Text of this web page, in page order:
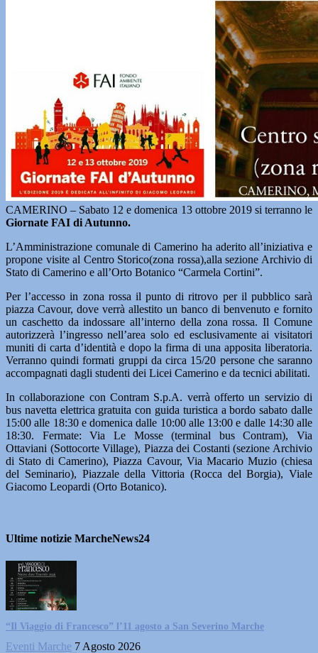
CAMERINO – Sabato 12 e domenica 13 ottobre 2019 si terranno le
Giornate FAI di Autunno.
L’Amministrazione comunale di Camerino ha aderito all’iniziativa e
propone visite al Centro Storico(zona rossa),alla sezione Archivio di
Stato di Camerino e all’Orto Botanico “Carmela Cortini”.
Per l’accesso in zona rossa il punto di ritrovo per il pubblico sarà
piazza Cavour, dove verrà allestito un banco di benvenuto e fornito
un caschetto da indossare all’interno della zona rossa. Il Comune
autorizzerà l’ingresso nell’area solo ed esclusivamente ai visitatori
muniti di carta d’identità e dopo la firma di una apposita liberatoria.
Verranno quindi formati gruppi da circa 15/20 persone che saranno
accompagnati dagli studenti dei Licei Camerino e da tecnici abilitati.
In collaborazione con Contram S.p.A. verrà offerto un servizio di
bus navetta elettrica gratuita con guida turistica a bordo sabato dalle
15:00 alle 18:30 e domenica dalle 10:00 alle 13:00 e dalle 14:30 alle
18:30. Fermate: Via Le Mosse (terminal bus Contram), Via
Ottaviani (Sottocorte Village), Piazza dei Costanti (sezione Archivio
di Stato di Camerino), Piazza Cavour, Via Macario Muzio (chiesa
del Seminario), Piazzale della Vittoria (Rocca del Borgia), Viale
Giacomo Leopardi (Orto Botanico).
Ultime notizie MarcheNews24
“Il Viaggio di Francesco” l’11 agosto a San Severino Marche
Eventi Marche 7 Agosto 2026